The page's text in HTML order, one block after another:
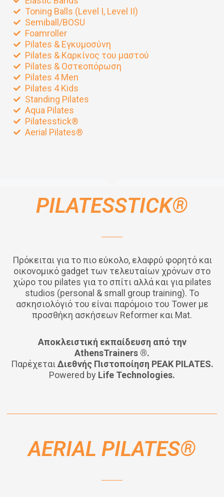
Toning Balls (Level I, Level II)
Semiball/BOSU
Foamroller
Pilates & Εγκυμοσύνη
Pilates & Καρκίνος του μαστού
Pilates & Οστεοπόρωση
Pilates 4 Men
Pilates 4 Kids
Standing Pilates
Aqua Pilates
Pilatesstick®
Aerial Pilates®
PILATESSTICK®
Πρόκειται για το πιο εύκολο, ελαφρύ φορητό και
οικονομικό gadget των τελευταίων χρόνων στο
χώρο του pilates για το σπίτι αλλά και για pilates
studios (personal & small group training). Το
ασκησιολόγιό του είναι παρόμοιο του Tower με
προσθήκη ασκήσεων Reformer και Mat.
Αποκλειστική εκπαίδευση από την
AthensTrainers ®.
ΠαρέχεταιΔιεθνής Πιστοποίηση PEAK PILATES.
Powered by Life Technologies.
AERIAL PILATES®